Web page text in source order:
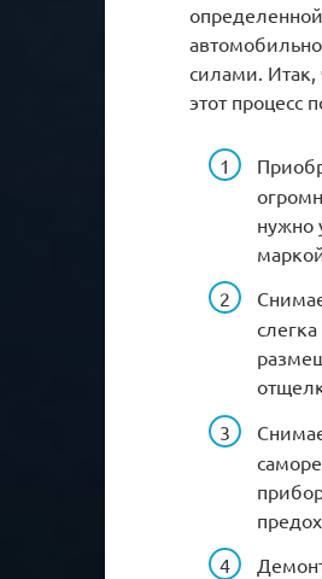
силами. Итак,
этот процесс
нужно